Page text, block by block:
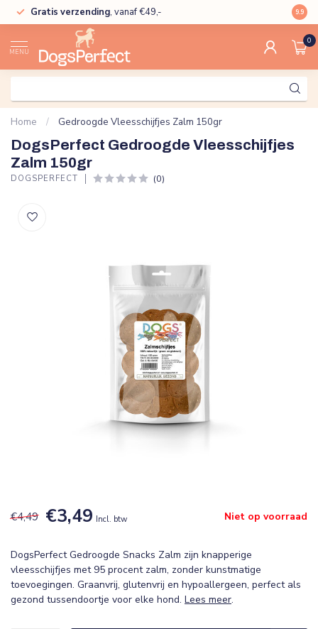
Gratis verzending, vanaf €49,- 9.9
MENU
0
Home / Gedroogde Vleesschijfjes Zalm 150gr
DogsPerfect Gedroogde Vleesschijfjes
Zalm 150gr
DOGSPERFECT (0)
€4,49 €3,49 Incl. btw Niet op voorraad
DogsPerfect Gedroogde Snacks Zalm zijn knapperige
vleesschijfjes met 95 procent zalm, zonder kunstmatige
toevoegingen. Graanvrij, glutenvrij en hypoallergeen, perfect als
gezond tussendoortje voor elke hond. Lees meer.